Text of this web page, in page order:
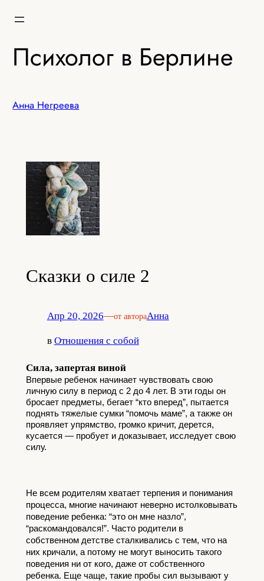
Психолог в Берлине
Анна Негреева
Сказки о силе 2
Апр 20, 2026—от автораАнна
в Отношения с собой
Сила, запертая виной
Впервые ребенок начинает чувствовать свою
личную силу в период с 2 до 4 лет. В эти годы он
бросает предметы, бегает “кто вперед”, пытается
поднять тяжелые сумки “помочь маме”, а также он
проявляет упрямство, громко кричит, дерется,
кусается — пробует и доказывает, исследует свою
силу.
Не всем родителям хватает терпения и понимания
процесса, многие начинают неверно истолковывать
поведение ребенка: “это он мне назло”,
“раскомандовался!”. Часто родители в
собственном детстве сталкивались с тем, что на
них кричали, а потому не могут выносить такого
поведения ни от кого, даже от собственного
ребенка. Еще чаще, такие пробы сил вызывают у